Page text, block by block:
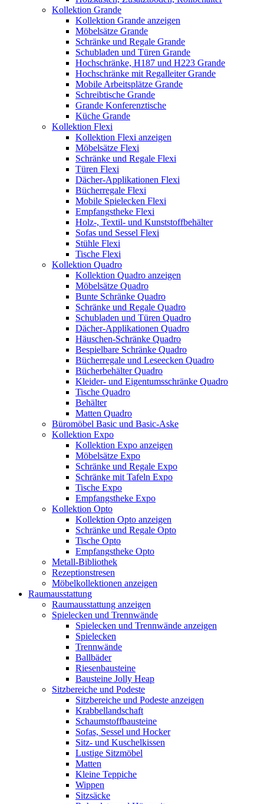
Kollektion Grande
Kollektion Grande anzeigen
Möbelsätze Grande
Schränke und Regale Grande
Schubladen und Türen Grande
Hochschränke, H187 und H223 Grande
Hochschränke mit Regalleiter Grande
Mobile Arbeitsplätze Grande
Schreibtische Grande
Grande Konferenztische
Küche Grande
Kollektion Flexi
Kollektion Flexi anzeigen
Möbelsätze Flexi
Schränke und Regale Flexi
Türen Flexi
Dächer-Applikationen Flexi
Bücherregale Flexi
Mobile Spielecken Flexi
Empfangstheke Flexi
Holz-, Textil- und Kunststoffbehälter
Sofas und Sessel Flexi
Stühle Flexi
Tische Flexi
Kollektion Quadro
Kollektion Quadro anzeigen
Möbelsätze Quadro
Bunte Schränke Quadro
Schränke und Regale Quadro
Schubladen und Türen Quadro
Dächer-Applikationen Quadro
Häuschen-Schränke Quadro
Bespielbare Schränke Quadro
Bücherregale und Leseecken Quadro
Bücherbehälter Quadro
Kleider- und Eigentumsschränke Quadro
Tische Quadro
Behälter
Matten Quadro
Büromöbel Basic und Basic-Aske
Kollektion Expo
Kollektion Expo anzeigen
Möbelsätze Expo
Schränke und Regale Expo
Schränke mit Tafeln Expo
Tische Expo
Empfangstheke Expo
Kollektion Opto
Kollektion Opto anzeigen
Schränke und Regale Opto
Tische Opto
Empfangstheke Opto
Metall-Bibliothek
Rezeptionstresen
Möbelkollektionen anzeigen
Raumausstattung
Raumausstattung anzeigen
Spielecken und Trennwände
Spielecken und Trennwände anzeigen
Spielecken
Trennwände
Ballbäder
Riesenbausteine
Bausteine Jolly Heap
Sitzbereiche und Podeste
Sitzbereiche und Podeste anzeigen
Krabbellandschaft
Schaumstoffbausteine
Sofas, Sessel und Hocker
Sitz- und Kuschelkissen
Lustige Sitzmöbel
Matten
Kleine Teppiche
Wippen
Sitzsäcke